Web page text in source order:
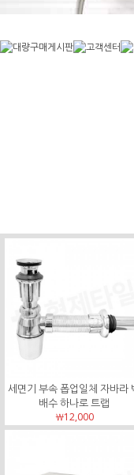
세면기 부속 폽업일체 자바라
배수 하나로 트랩
￦12,000